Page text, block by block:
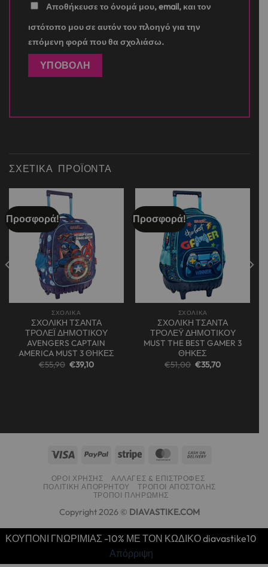
Αποθήκευσε το όνομά μου, email, και τον
ιστότοπο μου σε αυτόν τον πλοηγό για την
επόμενη φορά που θα σχολιάσω.
ΣΧΕΤΙΚΆ ΠΡΟΪΌΝΤΑ
Προσφορά!
ΣΧΟΛΙΚΑ
ΣΧΟΛΙΚΗ ΤΣΑΝΤΑ
ΤΡΟΛΕΪ ΔΗΜΟΤΙΚΟΥ
AVENGERS CAPTAIN
AMERICA MUST 3 ΘΗΚΕΣ
€55,90 Original
price
€39,10Η
Προσφορά!
wishlist
ΣΧΟΛΙΚΑ
ΣΧΟΛΙΚΗ ΤΣΑΝΤΑ
ΤΡΟΛΕΫ ΔΗΜΟΤΙΚΟΥ
MUST THE BEST GAMER 3
ΘΗΚΕΣ
€51,00 Original
price
€35,70Η
ΌΡΟΙ ΧΡΉΣΗΣ
ΑΛΛΑΓΈΣ & ΕΠΙΣΤΡΟΦΈΣ
ΠΟΛΙΤΙΚΉ ΑΠΟΡΡΉΤΟΥ
ΤΡΌΠΟΙ ΑΠΟΣΤΟΛΉΣ
ΤΡΌΠΟΙ ΠΛΗΡΩΜΉΣ
Copyright 2026 © DIAVASTIKE.COM
ΚΟΥΠΟΝΙ ΓΝΩΡΙΜΙΑΣ -10% ΜΕ ΤΟΝ ΚΩΔΙΚΟ diavastike10
Απόρριψη